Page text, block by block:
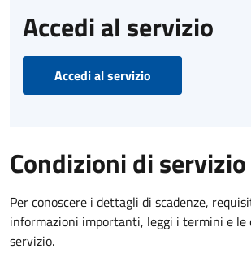
Accedi al servizio
Accedi al servizio
Condizioni di servizio
Per conoscere i dettagli di scadenze,
informazioni importanti, leggi i termini e le
servizio.